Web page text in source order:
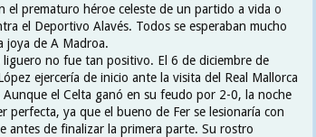
el prematuro héroe celeste de un partido a vida o
el Deportivo Alavés. Todos se esperaban mucho
joya de A Madroa.
liguero no fue tan positivo. El 6 de diciembre de
ejercería de inicio ante la visita del Real Mallorca
Aunque el Celta ganó en su feudo por 2-0, la noche
perfecta, ya que el bueno de Fer se lesionaría con
antes de finalizar la primera parte. Su rostro